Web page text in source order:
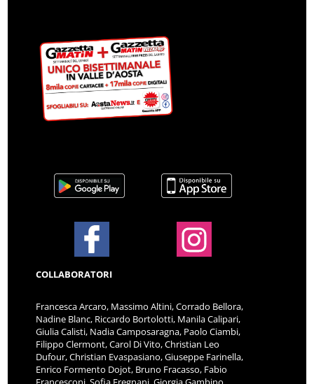
COLLABORATORI
Francesca Arcaro, Massimo Altini, Corrado Bellora,
Nadine Blanc, Riccardo Bortolotti, Manila Calipari,
Giulia Calisti, Nadia Camposaragna, Paolo Ciambi,
Filippo Clermont, Carol Di Vito, Christian Leo
Dufour, Christian Evaspasiano, Giuseppe Farinella,
Enrico Formento Dojot, Bruno Fracasso, Fabio